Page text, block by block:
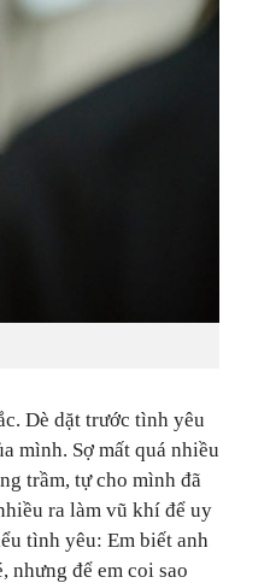
Dè dặt trước tình yêu
mình. Sợ mất quá nhiều
trầm, tự cho mình đã
ra làm vũ khí để uy
tình yêu: Em biết anh
nhưng để em coi sao